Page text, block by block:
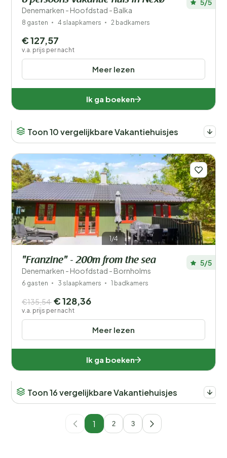
Denemarken - Hoofdstad - Balka
8 gasten 4 slaapkamers 2 badkamers
Meer lezen
€ 127,57
v.a. prijs per nacht
Ik ga boeken
Toon 10 vergelijkbare Vakantiehuisjes
1/4
"Franzine" - 200m from the sea
Denemarken - Hoofdstad - Bornholms
5/5
6 gasten 3 slaapkamers 1 badkamers
Meer lezen
€135,54 € 128,36
v.a. prijs per nacht
Ik ga boeken
Toon 16 vergelijkbare Vakantiehuisjes
1 2 3